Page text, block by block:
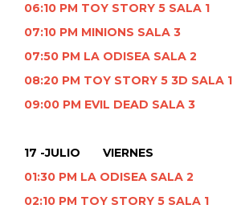
06:10 PM TOY STORY 5 SALA 1
07:10 PM MINIONS SALA 3
07:50 PM LA ODISEA SALA 2
08:20 PM TOY STORY 5 3D SALA 1
09:00 PM EVIL DEAD SALA 3
17 -JULIO VIERNES
01:30 PM LA ODISEA SALA 2
02:10 PM TOY STORY 5 SALA 1